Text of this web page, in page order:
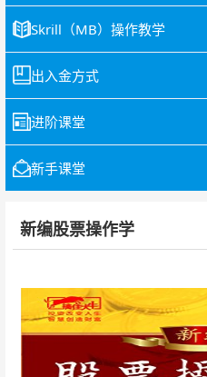
Skrill（MB）操作教学
出入金方式
进阶课堂
新手课堂
新编股票操作学